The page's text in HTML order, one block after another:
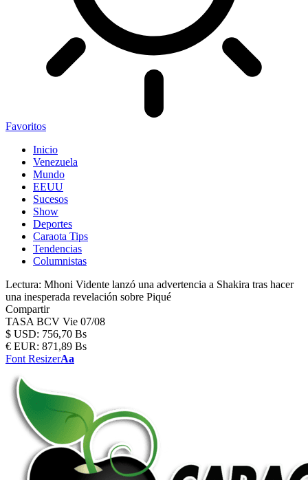
Favoritos
Inicio
Venezuela
Mundo
EEUU
Sucesos
Show
Deportes
Caraota Tips
Tendencias
Columnistas
Lectura: Mhoni Vidente lanzó una advertencia a Shakira tras hacer
una inesperada revelación sobre Piqué
Compartir
TASA BCV Vie 07/08
$ USD: 756,70 Bs
€ EUR: 871,89 Bs
Font ResizerAa